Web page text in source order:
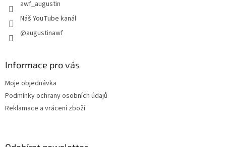
awf_augustin
Náš YouTube kanál
@augustinawf
Informace pro vás
Moje objednávka
Podmínky ochrany osobních údajů
Reklamace a vrácení zboží